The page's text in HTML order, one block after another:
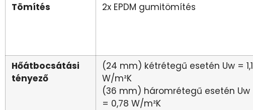
Tömítés 2x EPDM gumitömítés
Hőátbocsátási
tényező
(24 mm) kétrétegű esetén Uw = 1,1
W/m²K
(36 mm) háromrétegű esetén Uw
= 0,78 W/m²K